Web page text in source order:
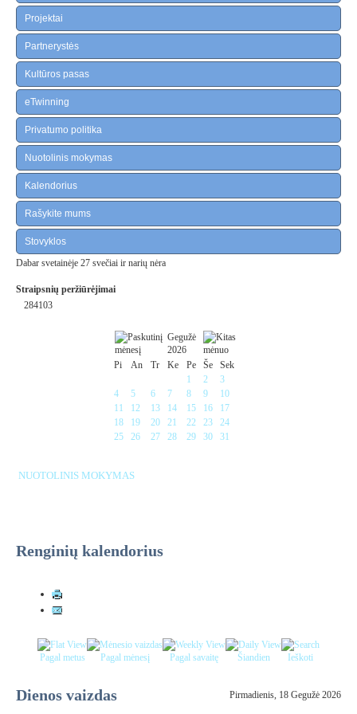
Projektai
Partnerystės
Kultūros pasas
eTwinning
Privatumo politika
Nuotolinis mokymas
Kalendorius
Rašykite mums
Stovyklos
Dabar svetainėje 27 svečiai ir narių nėra
Straipsnių peržiūrėjimai
284103
Gegužė
2026
Pi
An Tr Ke Pe Še
Sek
1
2
3
4
5 6 7 8 9
10
11
12 13 14 15 16
17
18
19 20 21 22 23
24
25
26 27 28 29 30 31
NUOTOLINIS MOKYMAS
Renginių kalendorius
Pagal metus Pagal mėnesį Pagal savaitę Šiandien Ieškoti
Dienos vaizdas Pirmadienis, 18 Gegužė 2026